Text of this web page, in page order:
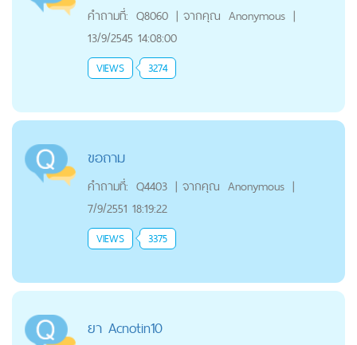
คำถามที่: Q8060 | จากคุณ Anonymous |
13/9/2545 14:08:00
VIEWS 3274
ขอถาม
คำถามที่: Q4403 | จากคุณ Anonymous |
7/9/2551 18:19:22
VIEWS 3375
ยา Acnotin10